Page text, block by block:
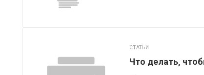
СТАТЬИ
Что делать,